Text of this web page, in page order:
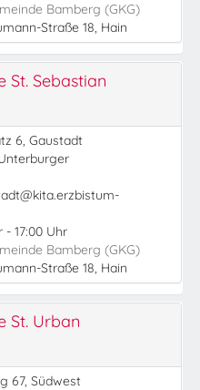
Bamberg (GKG)
Straße 18, Hain
St. Sebastian
6, Gaustadt
- 17:00 Uhr
Bamberg (GKG)
Straße 18, Hain
St. Urban
67, Südwest